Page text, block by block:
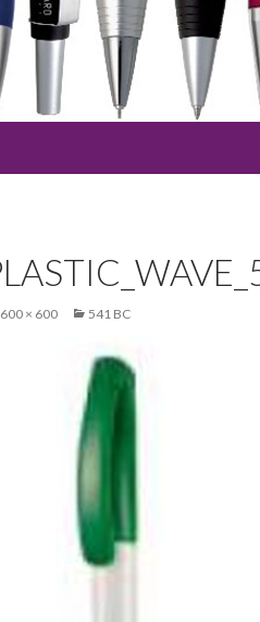
600 × 600 541 BC